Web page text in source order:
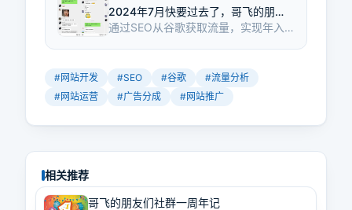
2024年7月快要过去了，哥飞的朋友
们社群要涨价了
通过SEO从谷歌获取流量，实现年入
10美元，年收入轻松过百万。
#网站开发 #SEO #谷歌 #流量分析
#网站运营 #广告分成 #网站推广
相关推荐
哥飞的朋友们社群一周年记